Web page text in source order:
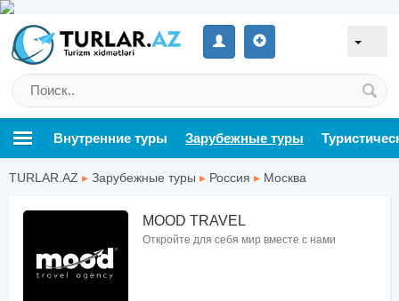
Внутренние туры Зарубежные туры
TURLAR.AZ ▸ Зарубежные туры ▸ Россия ▸ Москва
MOOD TRAVEL
Откройте для себя мир вместе с нами